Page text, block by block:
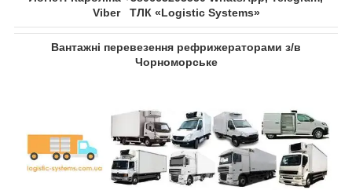
Viber ТЛК «Logistic Systems»
Вантажні перевезення рефрижераторами з/в
Чорноморське